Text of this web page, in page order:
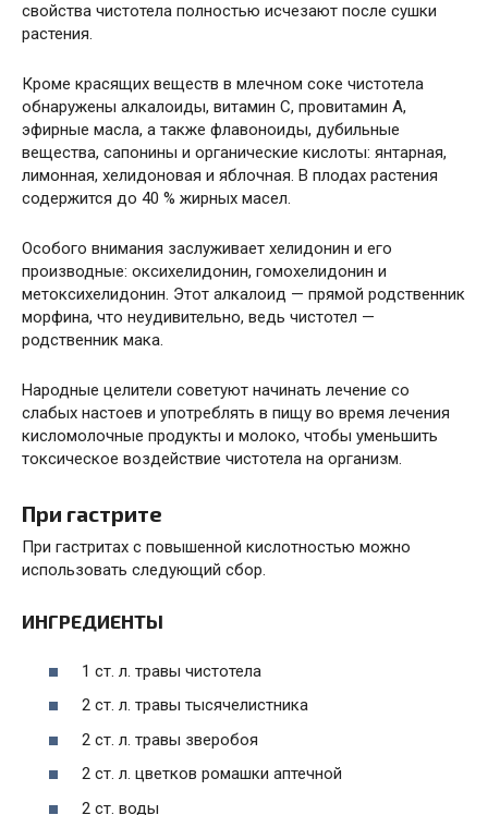
свойства чистотела полностью исчезают после сушки
растения.
Кроме красящих веществ в млечном соке чистотела
обнаружены алкалоиды, витамин С, провитамин А,
эфирные масла, а также флавоноиды, дубильные
вещества, сапонины и органические кислоты: янтарная,
лимонная, хелидоновая и яблочная. В плодах растения
содержится до 40 % жирных масел.
Особого внимания заслуживает хелидонин и его
производные: оксихелидонин, гомохелидонин и
метоксихелидонин. Этот алкалоид — прямой родственник
морфина, что неудивительно, ведь чистотел —
родственник мака.
Народные целители советуют начинать лечение со
слабых настоев и употреблять в пищу во время лечения
кисломолочные продукты и молоко, чтобы уменьшить
токсическое воздействие чистотела на организм.
При гастрите
При гастритах с повышенной кислотностью можно
использовать следующий сбор.
ИНГРЕДИЕНТЫ
1 ст. л. травы чистотела
2 ст. л. травы тысячелистника
2 ст. л. травы зверобоя
2 ст. л. цветков ромашки аптечной
2 ст. воды